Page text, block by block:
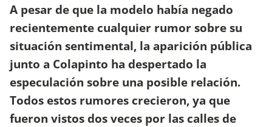
A pesar de que la modelo había negado
recientemente cualquier rumor sobre su
situación sentimental, la aparición pública
junto a Colapinto ha despertado la
especulación sobre una posible relación.
Todos estos rumores crecieron, ya que
fueron vistos dos veces por las calles de